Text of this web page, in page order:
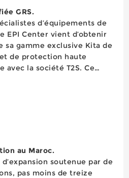
GRS.
d’équipements de
EPI Center vient d’obtenir
sa gamme exclusive Kita de
de protection haute
la société T2S. Ce
au Maroc.
soutenue par de
pas moins de treize